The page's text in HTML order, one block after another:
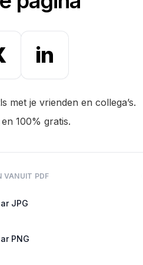
in
met je vrienden en collega’s.
100% gratis.
VANUIT PDF
JPG
PNG